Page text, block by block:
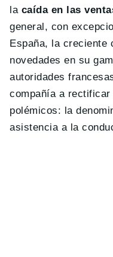
la caída en las
general, con
España, la creciente
novedades en su
autoridades
compañía a
polémicos: la
asistencia a la